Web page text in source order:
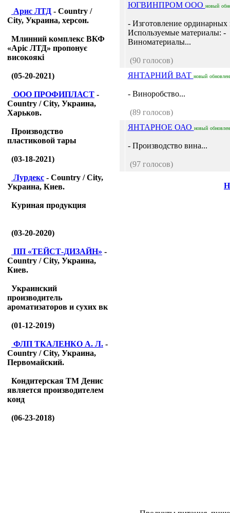
Арис ЛТД - Country /
City, Украина, херсон.
Млинний комплекс ВКФ
«Аріс ЛТД» пропонує
високоякі
(05-20-2021)
ООО ПРОФИПЛАСТ -
Country / City, Украина,
Харьков.
Производство
пластиковой тары
(03-18-2021)
Лурдекс - Country / City,
Украина, Киев.
Куриная продукция
(03-20-2020)
ПП «ТЕЙСТ-ДИЗАЙН» -
Country / City, Украина,
Киев.
Украинский
производитель
ароматизаторов и сухих вк
(01-12-2019)
ФЛП ТКАЛЕНКО А. Л. -
Country / City, Украина,
Первомайский.
Кондитерская ТМ Денис
является производителем
конд
(06-23-2018)
ЮГВИНПРОМ ООО новый
- Изготовление ординарных
Используемые материалы: -
Виноматериалы...
(90 голосов)
ЯНТАРНИЙ ВАТ новый
- Виноробство...
(89 голосов)
ЯНТАРНОЕ ОАО новый
- Производство вина...
(97 голосов)